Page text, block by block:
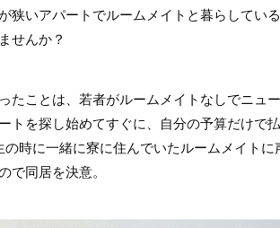
狭いアパートでルームメイトと暮らしてい
せんか？
たことは、若者がルームメイトなしでニュ
トを探し始めてすぐに、自分の予算だけで
時に一緒に寮に住んでいたルームメイトに
同居を決意。